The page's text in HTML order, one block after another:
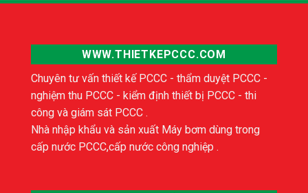
WWW.THIETKEPCCC.COM
Chuyên tư vấn thiết kế PCCC - thẩm duyệt PCCC -
nghiệm thu PCCC - kiểm định thiết bị PCCC - thi
công và giám sát PCCC .
Nhà nhập khẩu và sản xuất Máy bơm dùng trong
cấp nước PCCC,cấp nước công nghiệp .